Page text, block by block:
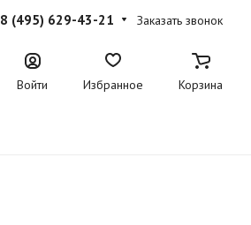
8 (495) 629-43-21 Заказать звонок
Войти Избранное Корзина